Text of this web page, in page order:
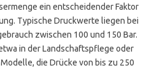
ein entscheidender Faktor
Typische Druckwerte liegen bei
zwischen 100 und 150 Bar.
in der Landschaftspflege oder
die Drücke von bis zu 250